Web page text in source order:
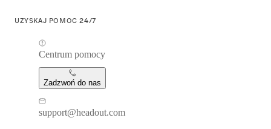
UZYSKAJ POMOC 24/7
Centrum pomocy
Zadzwoń do nas
support@headout.com